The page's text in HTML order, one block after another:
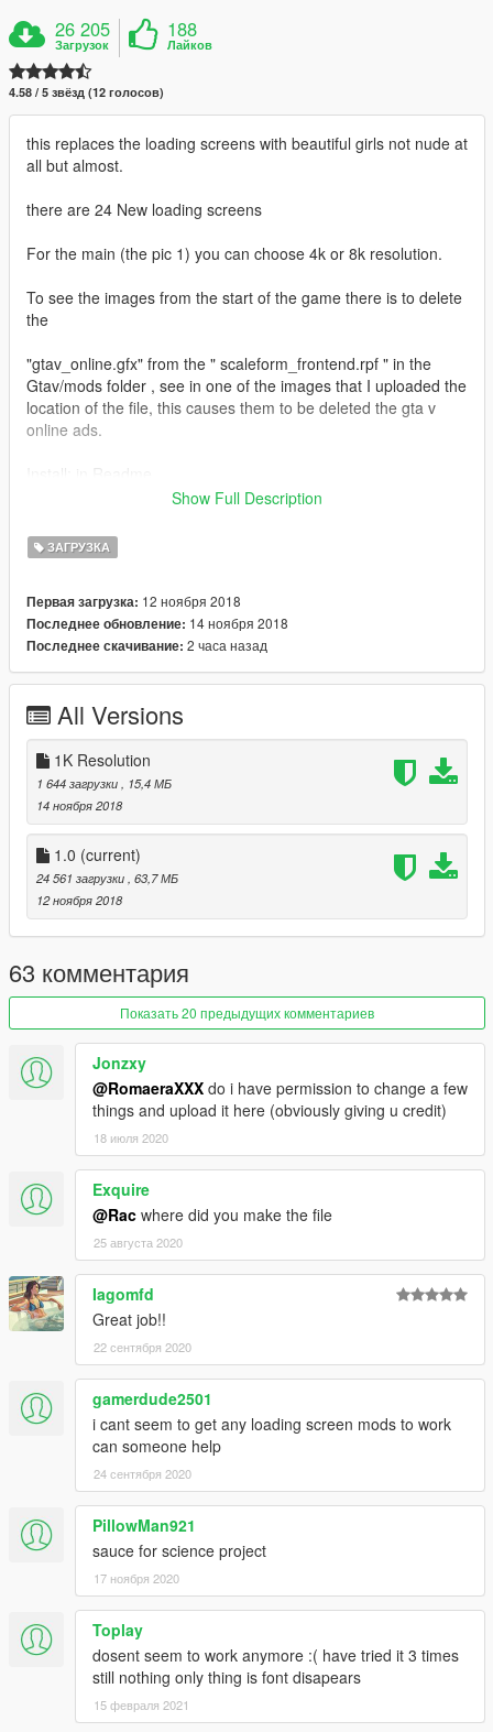
26 205
Загрузок
188
Лайков
4.58 / 5 звёзд (12 голосов)
this replaces the loading screens with beautiful girls not nude at
all but almost.
there are 24 New loading screens
For the main (the pic 1) you can choose 4k or 8k resolution.
To see the images from the start of the game there is to delete
the
"gtav_online.gfx" from the " scaleform_frontend.rpf " in the
Gtav/mods folder , see in one of the images that I uploaded the
location of the file, this causes them to be deleted the gta v
online ads.
mod/update/update.rpf/x64/data/cdimages/scaleform_frontend.
-
_pc.
Show Full Description
ЗАГРУЗКА
Первая загрузка: 12 ноября 2018
Последнее обновление: 14 ноября 2018
Последнее скачивание: 2 часа назад
All Versions
1K Resolution
1 644 загрузки
, 15,4 МБ
14 ноября 2018
1.0 (current)
24 561 загрузки , 63,7 МБ
12 ноября 2018
63 комментария
Показать 20 предыдущих комментариев
Jonzxy
@RomaeraXXX do i have permission to change a few
things and upload it here (obviously giving u credit)
18 июля 2020
Exquire
@Rac where did you make the file
25 августа 2020
Iagomfd
Great job!!
22 сентября 2020
gamerdude2501
i cant seem to get any loading screen mods to work
can someone help
24 сентября 2020
PillowMan921
sauce for science project
17 ноября 2020
Toplay
dosent seem to work anymore :( have tried it 3 times
still nothing only thing is font disapears
15 февраля 2021